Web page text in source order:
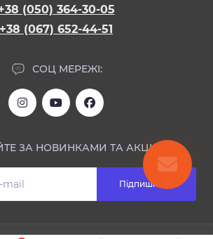
(050) 364-30-05
+38 (067) 652-44-51
СОЦ МЕРЕЖІ:
ЗА НОВИНКАМИ ТА АКЦІЯМИ:
Підпишіться